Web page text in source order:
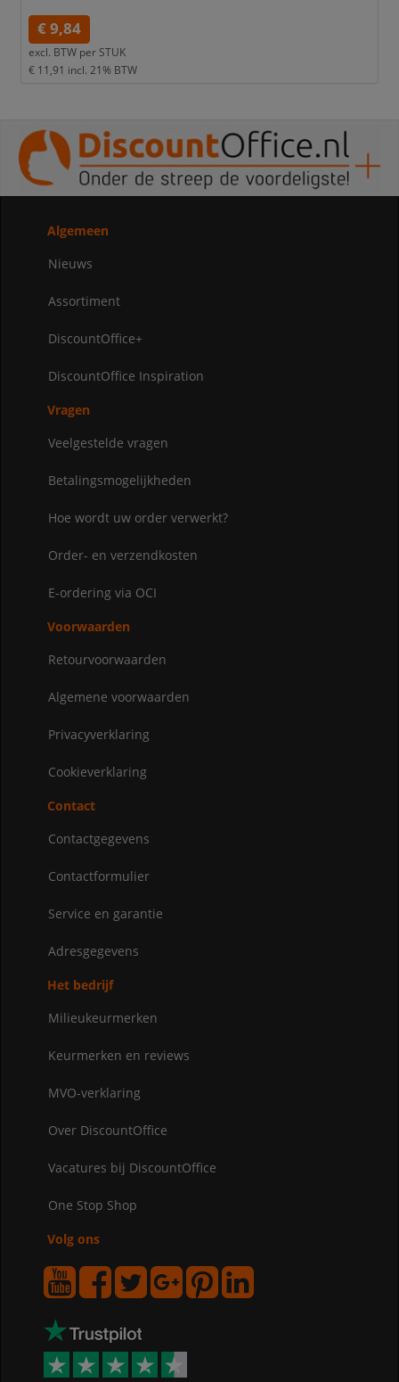
€ 9,84
excl. BTW per STUK
€ 11,91 incl. 21% BTW
Algemeen
Nieuws
Assortiment
DiscountOffice+
DiscountOffice Inspiration
Vragen
Veelgestelde vragen
Betalingsmogelijkheden
Hoe wordt uw order verwerkt?
Order- en verzendkosten
E-ordering via OCI
Voorwaarden
Retourvoorwaarden
Algemene voorwaarden
Privacyverklaring
Cookieverklaring
Contact
Contactgegevens
Contactformulier
Service en garantie
Adresgegevens
Het bedrijf
Milieukeurmerken
Keurmerken en reviews
MVO-verklaring
Over DiscountOffice
Vacatures bij DiscountOffice
One Stop Shop
Volg ons